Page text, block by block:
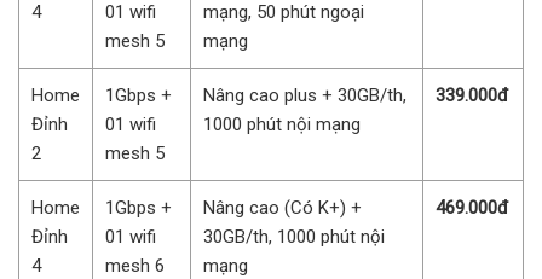
4
01 wifi
mesh 5
mạng, 50 phút ngoại
mạng
Home
Đỉnh
2
1Gbps +
01 wifi
mesh 5
Nâng cao plus + 30GB/th,
1000 phút nội mạng
339.000đ
Home
Đỉnh
4
1Gbps +
01 wifi
mesh 6
Nâng cao (Có K+) +
30GB/th, 1000 phút nội
mạng
469.000đ